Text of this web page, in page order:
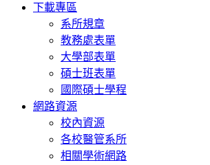
下載專區
系所規章
教務處表單
大學部表單
碩士班表單
國際碩士學程
網路資源
校內資源
各校醫管系所
相關學術網路